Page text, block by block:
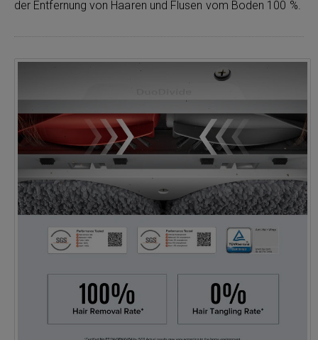
der Entfernung von Haaren und Flusen vom Boden 100 %.